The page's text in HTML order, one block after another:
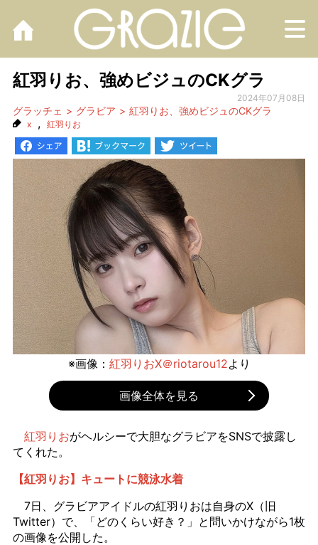
紅羽りお、強めビジュのCKグラ
2024年07月08日
グラッチェ グラビア 紅羽りお、強めビジュのCKグラ
x , 紅羽りお
※画像： 紅羽りおX＠riotarou12より
画像全体を見る
紅羽りおがヘルシーで大胆なグラビアをSNSで披露し
てくれた。
【紅羽りお】キュートに競泳水着
7日、グラビアアイドルの紅羽りおは自身のX（旧
Twitter）で、「どのくらい好き？」と問いかけながら1枚
の画像を公開した。